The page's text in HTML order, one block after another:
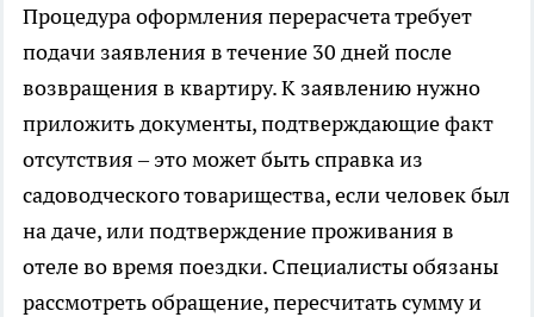
Процедура оформления перерасчета требует
подачи заявления в течение 30 дней после
возвращения в квартиру. К заявлению нужно
приложить документы, подтверждающие факт
отсутствия – это может быть справка из
садоводческого товарищества, если человек был
на даче, или подтверждение проживания в
отеле во время поездки. Специалисты обязаны
рассмотреть обращение, пересчитать сумму и